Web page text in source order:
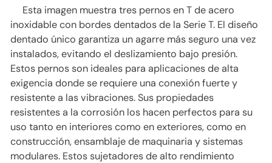
Esta imagen muestra tres pernos en T de acero
inoxidable con bordes dentados de la Serie T. El diseño
dentado único garantiza un agarre más seguro una vez
instalados, evitando el deslizamiento bajo presión.
Estos pernos son ideales para aplicaciones de alta
exigencia donde se requiere una conexión fuerte y
resistente a las vibraciones. Sus propiedades
resistentes a la corrosión los hacen perfectos para su
uso tanto en interiores como en exteriores, como en
construcción, ensamblaje de maquinaria y sistemas
modulares. Estos sujetadores de alto rendimiento